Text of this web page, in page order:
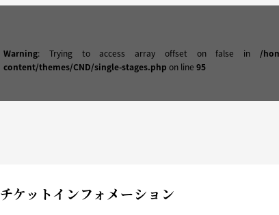
Warning: Trying to access array offset on false in /
content/themes/CND/single-stages.php on line 95
チケットインフォメーション